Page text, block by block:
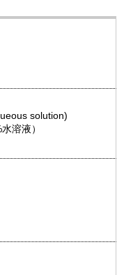
solution)
溶液）